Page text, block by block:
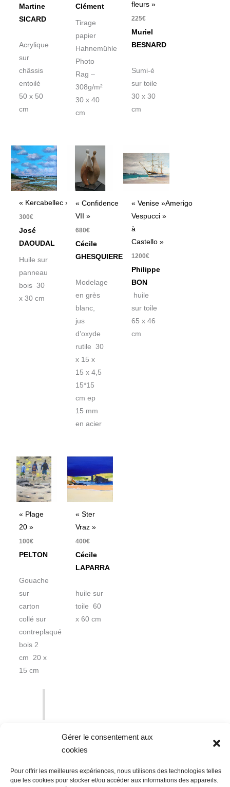
Gérer le consentement aux
cookies
Pour offrir les meilleures expériences, nous utilisons des technologies telles
que les cookies pour stocker et/ou accéder aux informations des appareils.
Martine
SICARD
Acrylique
sur
châssis
entoilé
50 x 50
cm
Clément
Tirage
papier
Hahnemühle
Photo
Rag –
308g/m²
30 x 40
cm
fleurs »
225€
Muriel
BESNARD
Sumi-é
sur toile
30 x 30
cm
« Kercabellec »
300€
José
DAOUDAL
Huile sur
panneau
bois 30
x 30 cm
« Confidence
VII »
680€
Cécile
GHESQUIERE
Modelage
en grès
blanc,
jus
d’oxyde
rutile 30
x 15 x
15 x 4,5
15*15
cm ep
15 mm
en acier
« Venise »Amerigo
Vespucci »
à
Castello »
1200€
Philippe
BON
huile
sur toile
65 x 46
cm
« Plage
20 »
100€
PELTON
Gouache
sur
carton
collé sur
contreplaqué
bois 2
cm 20 x
15 cm
« Ster
Vraz »
400€
Cécile
LAPARRA
huile sur
toile 60
x 60 cm